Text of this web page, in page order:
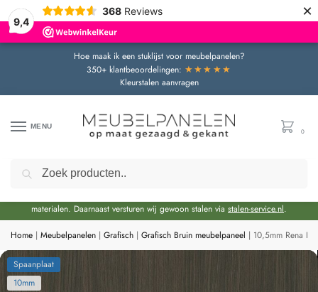
9,4
368 Reviews ×
Hoe maak ik een stuklijst voor meubelpanelen?
350+ klantbeoordelingen: ★★★★★
Kleurstalen aanvragen
MENU
0
Door de bouwvakperiode geldt momenteel een extra levertijd van circa 3 weken
materialen. Daarnaast versturen wij gewoon stalen via stalen-service.nl.
Home | Meubelpanelen | Grafisch | Grafisch Bruin meubelpaneel | 10,5mm Rena
Spaanplaat
10mm